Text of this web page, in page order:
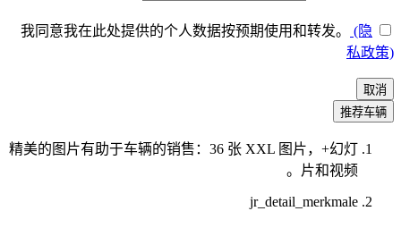
我同意我在此处提供的个人数据按预期使用和转发。
(隐
私政策)
取消
推荐车辆
精美的图片有助于车辆的销售：36 张 XXL 图片，+幻灯
片和视频。
jr_detail_merkmale